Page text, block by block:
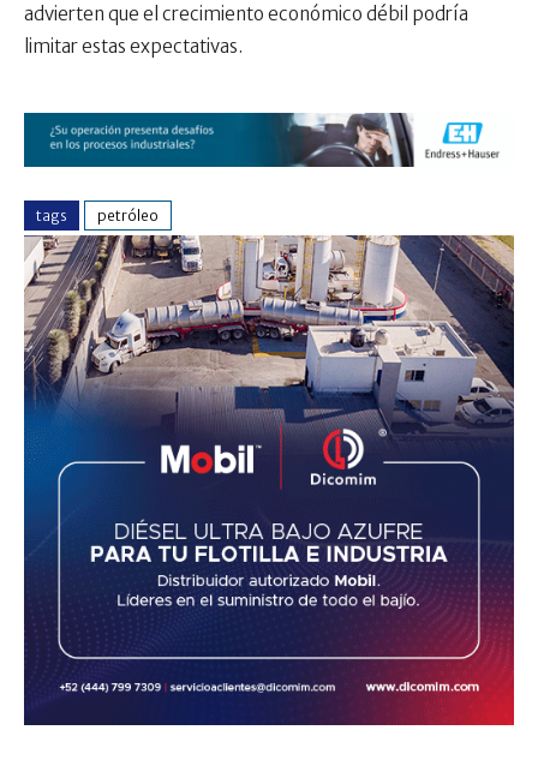
advierten que el crecimiento económico débil podría
limitar estas expectativas.
tags petróleo